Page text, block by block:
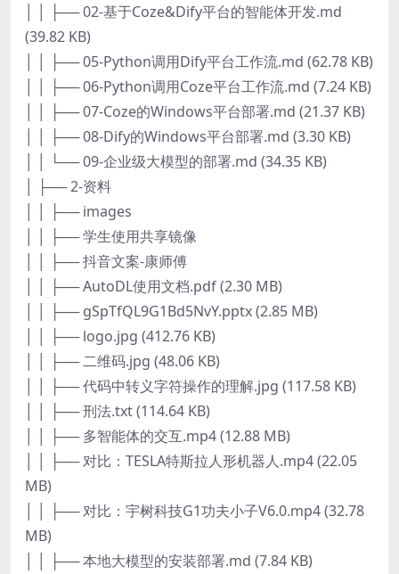
│ │ ├── 02-基于Coze&Dify平台的智能体开发.md
(39.82 KB)
│ │ ├── 05-Python调用Dify平台工作流.md (62.78 KB)
│ │ ├── 06-Python调用Coze平台工作流.md (7.24 KB)
│ │ ├── 07-Coze的Windows平台部署.md (21.37 KB)
│ │ ├── 08-Dify的Windows平台部署.md (3.30 KB)
│ │ └── 09-企业级大模型的部署.md (34.35 KB)
│ ├── 2-资料
│ │ ├── images
│ │ ├── 学生使用共享镜像
│ │ ├── 抖音文案-康师傅
│ │ ├── AutoDL使用文档.pdf (2.30 MB)
│ │ ├── gSpTfQL9G1Bd5NvY.pptx (2.85 MB)
│ │ ├── logo.jpg (412.76 KB)
│ │ ├── 二维码.jpg (48.06 KB)
│ │ ├── 代码中转义字符操作的理解.jpg (117.58 KB)
│ │ ├── 刑法.txt (114.64 KB)
│ │ ├── 多智能体的交互.mp4 (12.88 MB)
│ │ ├── 对比：TESLA特斯拉人形机器人.mp4 (22.05
MB)
│ │ ├── 对比：宇树科技G1功夫小子V6.0.mp4 (32.78
MB)
│ │ ├── 本地大模型的安装部署.md (7.84 KB)